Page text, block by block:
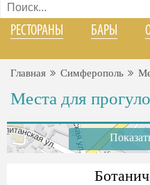
РЕСТОРАНЫ БАРЫ
Главная Симферополь
Места для